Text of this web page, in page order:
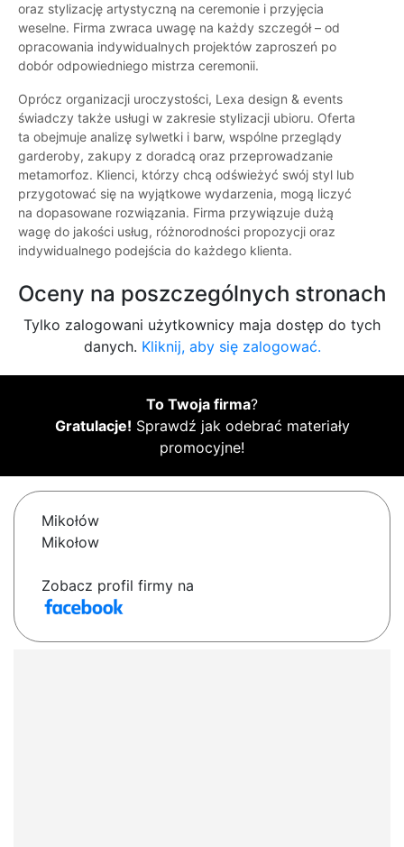
oraz stylizację artystyczną na ceremonie i przyjęcia
weselne. Firma zwraca uwagę na każdy szczegół – od
opracowania indywidualnych projektów zaproszeń po
dobór odpowiedniego mistrza ceremonii.
Oprócz organizacji uroczystości, Lexa design & events
świadczy także usługi w zakresie stylizacji ubioru. Oferta
ta obejmuje analizę sylwetki i barw, wspólne przeglądy
garderoby, zakupy z doradcą oraz przeprowadzanie
metamorfoz. Klienci, którzy chcą odświeżyć swój styl lub
przygotować się na wyjątkowe wydarzenia, mogą liczyć
na dopasowane rozwiązania. Firma przywiązuje dużą
wagę do jakości usług, różnorodności propozycji oraz
indywidualnego podejścia do każdego klienta.
Oceny na poszczególnych stronach
Tylko zalogowani użytkownicy maja dostęp do tych
danych. Kliknij, aby się zalogować.
To Twoja firma?
Gratulacje! Sprawdź jak odebrać materiały
promocyjne!
Mikołów
Mikołow
Zobacz profil firmy na